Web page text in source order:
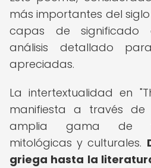
más importantes del
capas de significado
análisis detallado
apreciadas.
La intertextualidad en
manifiesta a través de
amplia gama de
mitológicas y culturales.
griega hasta la